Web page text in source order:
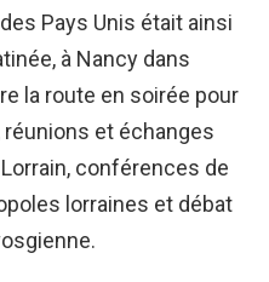
Pays Unis était ainsi
à Nancy dans
la route en soirée pour
réunions et échanges
conférences de
lorraines et débat